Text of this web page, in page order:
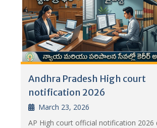
Andhra Pradesh High court
notification 2026
March 23, 2026
AP High court official notification 2026